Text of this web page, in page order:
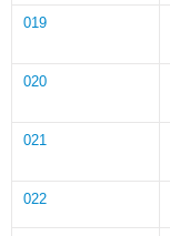
019
020
021
022